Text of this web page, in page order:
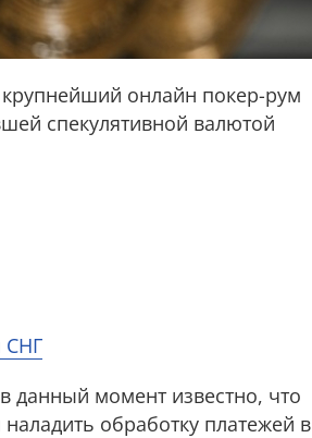
онлайн покер-рум
спекулятивной валютой
СНГ
данный момент известно, что
обработку платежей в